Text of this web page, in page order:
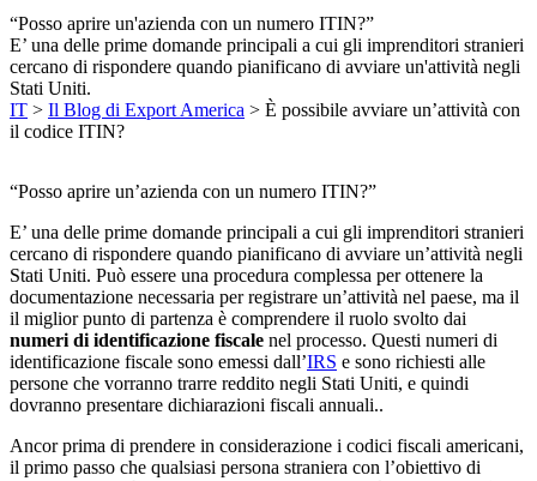
“Posso aprire un'azienda con un numero ITIN?”
E’ una delle prime domande principali a cui gli imprenditori stranieri
cercano di rispondere quando pianificano di avviare un'attività negli
Stati Uniti.
IT > Il Blog di Export America > È possibile avviare un’attività con
il codice ITIN?
“Posso aprire un’azienda con un numero ITIN?”
E’ una delle prime domande principali a cui gli imprenditori stranieri
cercano di rispondere quando pianificano di avviare un’attività negli
Stati Uniti. Può essere una procedura complessa per ottenere la
documentazione necessaria per registrare un’attività nel paese, ma il
il miglior punto di partenza è comprendere il ruolo svolto dai
numeri di identificazione fiscale nel processo. Questi numeri di
identificazione fiscale sono emessi dall’IRS e sono richiesti alle
persone che vorranno trarre reddito negli Stati Uniti, e quindi
dovranno presentare dichiarazioni fiscali annuali..
Ancor prima di prendere in considerazione i codici fiscali americani,
il primo passo che qualsiasi persona straniera con l’obiettivo di